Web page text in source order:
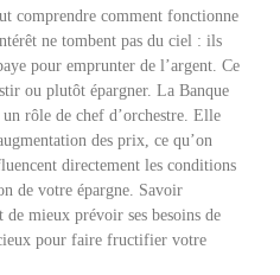
comprendre comment fonctionne
ne tombent pas du ciel : ils
pour emprunter de l’argent. Ce
ou plutôt épargner. La Banque
rôle de chef d’orchestre. Elle
des prix, ce qu’on
directement les conditions
de votre épargne. Savoir
mieux prévoir ses besoins de
pour faire fructifier votre